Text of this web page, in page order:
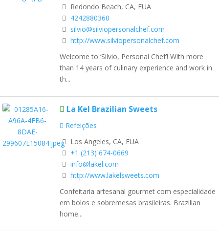
Redondo Beach, CA, EUA
4242880360
silvio@silviopersonalchef.com
http://www.silviopersonalchef.com
Welcome to ‘Silvio, Personal Chef’! With more
than 14 years of culinary experience and work in
th...
La Kel Brazilian Sweets
Refeições
Los Angeles, CA, EUA
+1 (213) 674-0669
info@lakel.com
http://www.lakelsweets.com
Confeitaria artesanal gourmet com especialidade
em bolos e sobremesas brasileiras. Brazilian
home...